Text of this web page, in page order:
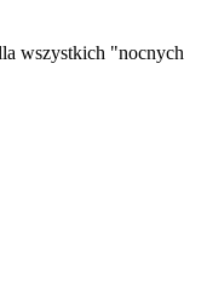
wszystkich "nocnych